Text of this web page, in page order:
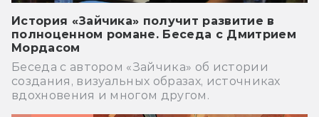
История «Зайчика» получит развитие в
полноценном романе. Беседа с Дмитрием
Мордасом
Беседа с автором «Зайчика» об истории
создания, визуальных образах, источниках
вдохновения и многом другом.